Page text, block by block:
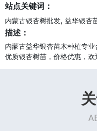
站点关键词：
内蒙古银杏树批发, 益华银杏
描述：
内蒙古益华银杏苗木种植专
优质银杏树苗，价格优惠，欢